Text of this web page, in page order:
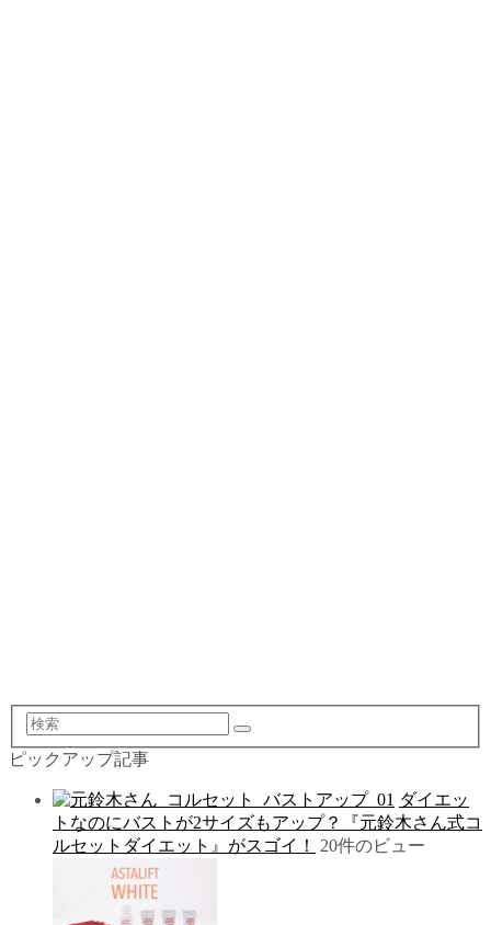
検
索
ピックアップ記事
ダイエッ
トなのにバストが2サイズもアップ？『元鈴木さん式コ
ルセットダイエット』がスゴイ！
20件のビュー